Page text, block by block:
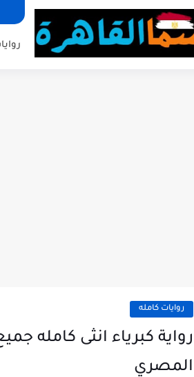
روايات كامله
رواية كبرياء انثى كامله
المصري